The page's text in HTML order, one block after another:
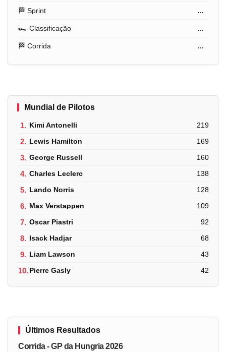
🏁 Sprint ...
🏎️ Classificação ...
🏁 Corrida ...
Mundial de Pilotos
1. Kimi Antonelli 219
2. Lewis Hamilton 169
3. George Russell 160
4. Charles Leclerc 138
5. Lando Norris 128
6. Max Verstappen 109
7. Oscar Piastri 92
8. Isack Hadjar 68
9. Liam Lawson 43
10.Pierre Gasly 42
Últimos Resultados
Corrida - GP da Hungria 2026